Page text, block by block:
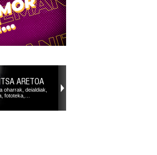
ARETOA
oharrak, deialdiak,
fototeka,…